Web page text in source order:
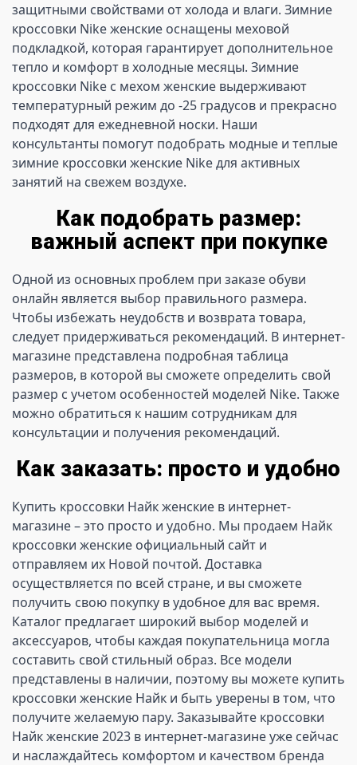
защитными свойствами от холода и влаги. Зимние
кроссовки Nike женские оснащены меховой
подкладкой, которая гарантирует дополнительное
тепло и комфорт в холодные месяцы. Зимние
кроссовки Nike с мехом женские выдерживают
температурный режим до -25 градусов и прекрасно
подходят для ежедневной носки. Наши
консультанты помогут подобрать модные и теплые
зимние кроссовки женские Nike для активных
занятий на свежем воздухе.
Как подобрать размер:
важный аспект при покупке
Одной из основных проблем при заказе обуви
онлайн является выбор правильного размера.
Чтобы избежать неудобств и возврата товара,
следует придерживаться рекомендаций. В интернет-
магазине представлена подробная таблица
размеров, в которой вы сможете определить свой
размер с учетом особенностей моделей Nike. Также
можно обратиться к нашим сотрудникам для
консультации и получения рекомендаций.
Как заказать: просто и удобно
Купить кроссовки Найк женские в интернет-
магазине – это просто и удобно. Мы продаем Найк
кроссовки женские официальный сайт и
отправляем их Новой почтой. Доставка
осуществляется по всей стране, и вы сможете
получить свою покупку в удобное для вас время.
Каталог предлагает широкий выбор моделей и
аксессуаров, чтобы каждая покупательница могла
составить свой стильный образ. Все модели
представлены в наличии, поэтому вы можете купить
кроссовки женские Найк и быть уверены в том, что
получите желаемую пару. Заказывайте кроссовки
Найк женские 2023 в интернет-магазине уже сейчас
и наслаждайтесь комфортом и качеством бренда